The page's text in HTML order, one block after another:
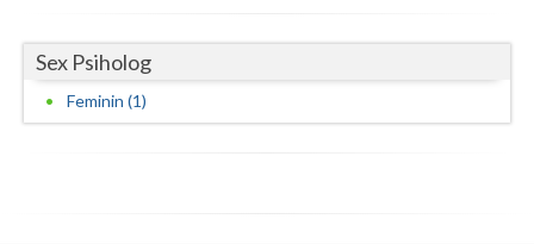
Vaslui
Vrancea
Sex Psiholog
Feminin (1)